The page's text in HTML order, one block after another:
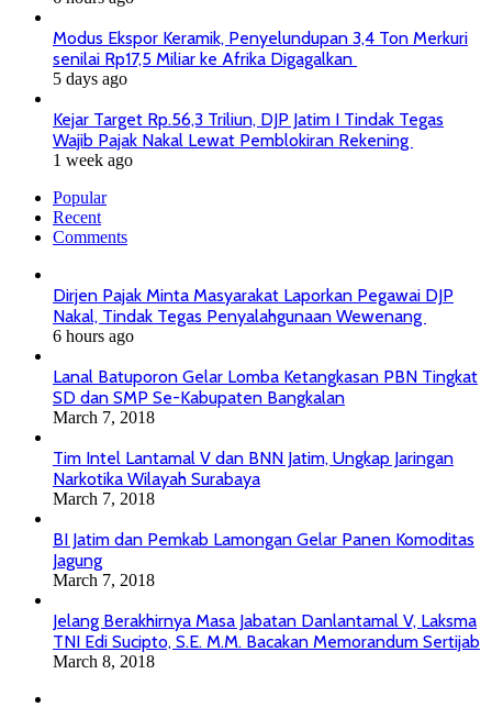
Modus Ekspor Keramik, Penyelundupan 3,4 Ton Merkuri
senilai Rp17,5 Miliar ke Afrika Digagalkan
5 days ago
Kejar Target Rp.56,3 Triliun, DJP Jatim I Tindak Tegas
Wajib Pajak Nakal Lewat Pemblokiran Rekening
1 week ago
Popular
Recent
Comments
Dirjen Pajak Minta Masyarakat Laporkan Pegawai DJP
Nakal, Tindak Tegas Penyalahgunaan Wewenang
6 hours ago
Lanal Batuporon Gelar Lomba Ketangkasan PBN Tingkat
SD dan SMP Se-Kabupaten Bangkalan
March 7, 2018
Tim Intel Lantamal V dan BNN Jatim, Ungkap Jaringan
Narkotika Wilayah Surabaya
March 7, 2018
BI Jatim dan Pemkab Lamongan Gelar Panen Komoditas
Jagung
March 7, 2018
Jelang Berakhirnya Masa Jabatan Danlantamal V, Laksma
TNI Edi Sucipto, S.E. M.M. Bacakan Memorandum Sertijab
March 8, 2018